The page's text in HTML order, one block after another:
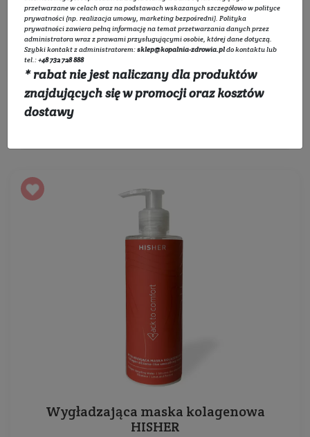
Rozwiń listę
Filtruj
Wygładzająca maska kolagenowa
HISHER
przetwarzane w celach oraz na podstawach wskazanych szczegółowo wpolityce
prywatności (np. realizacja umowy, marketing bezpośredni). Polityka
prywatnościzawiera pełną informację na temat przetwarzania danych przez
administratora wraz z prawami przysługującymi osobie, której dane dotyczą.
Szybki kontakt z administratorem:sklep@kopalnia-zdrowia.pldo kontaktu lub
tel.:+48 732 728 888
* rabat nie jest naliczany dla produktów
znajdujących się w promocji oraz kosztów
dostawy